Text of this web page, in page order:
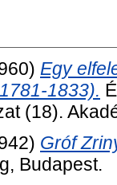
Egy
1833).
(18).
Gróf
Budapest.